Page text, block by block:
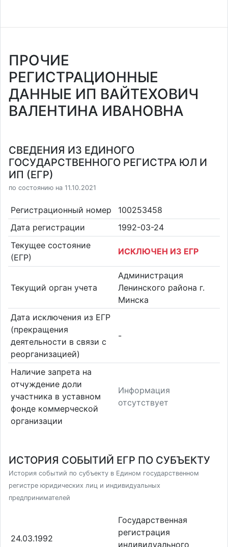
ПРОЧИЕ
РЕГИСТРАЦИОННЫЕ
ДАННЫЕ ИП ВАЙТЕХОВИЧ
ВАЛЕНТИНА ИВАНОВНА
СВЕДЕНИЯ ИЗ ЕДИНОГО
ГОСУДАРСТВЕННОГО РЕГИСТРА ЮЛ И
ИП (ЕГР)
по состоянию на 11.10.2021
Регистрационный номер
100253458
Дата регистрации
1992-03-24
Текущее состояние
(ЕГР)
ИСКЛЮЧЕН ИЗ ЕГР
Текущий орган учета
Администрация
Ленинского района г.
Минска
Дата исключения из ЕГР
(прекращения
деятельности в связи с
реорганизацией)
-
Наличие запрета на
отчуждение доли
участника в уставном
фонде коммерческой
организации
Информация
отсутствует
ИСТОРИЯ СОБЫТИЙ ЕГР ПО СУБЪЕКТУ
История событий по субъекту в Едином государственном
регистре юридических лиц и индивидуальных
предпринимателей
24.03.1992
Государственная
регистрация
индивидуального